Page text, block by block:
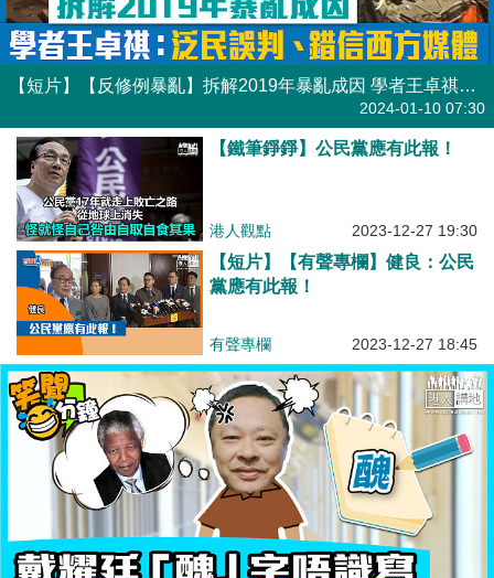
【短片】【反修例暴亂】拆解2019年暴亂成因 學者王卓祺：泛民誤判、錯信西方媒體
2024-01-10 07:30
【鐵筆錚錚】公民黨應有此報！
港人觀點 2023-12-27 19:30
【短片】【有聲專欄】健良：公民
黨應有此報！
有聲專欄 2023-12-27 18:45